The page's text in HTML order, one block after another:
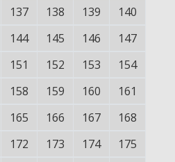
137 138 139
140
144 145 146
147
151 152 153
154
158 159 160
161
165 166 167
168
172 173 174
175